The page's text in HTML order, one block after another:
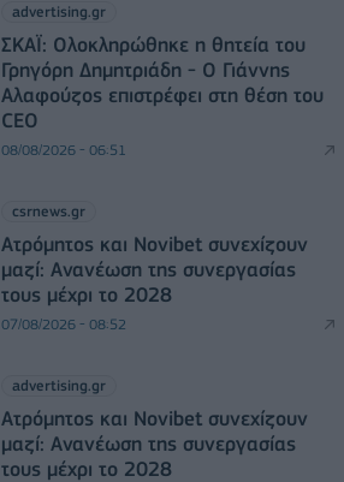
advertising.gr
ΣΚΑΪ: Ολοκληρώθηκε η θητεία του
Γρηγόρη Δημητριάδη - Ο Γιάννης
Αλαφούζος επιστρέφει στη θέση του
CEO
08/08/2026 - 06:51
csrnews.gr
Ατρόμητος και Novibet συνεχίζουν
μαζί: Ανανέωση της συνεργασίας
τους μέχρι το 2028
07/08/2026 - 08:52
advertising.gr
Ατρόμητος και Novibet συνεχίζουν
μαζί: Ανανέωση της συνεργασίας
τους μέχρι το 2028